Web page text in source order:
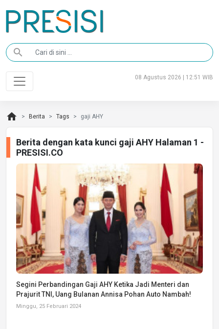
search
08 Agustus 2026 | 12:51 WIB
home Berita Tags gaji AHY
Berita dengan kata kunci gaji AHY Halaman 1 -
PRESISI.CO
Segini Perbandingan Gaji AHY Ketika Jadi Menteri dan
Prajurit TNI, Uang Bulanan Annisa Pohan Auto Nambah!
Minggu, 25 Februari 2024